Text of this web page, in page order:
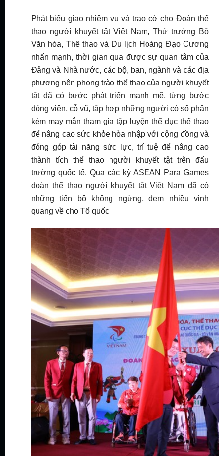
Phát biểu giao nhiệm vụ và trao cờ cho Đoàn thể
thao người khuyết tật Việt Nam, Thứ trưởng Bộ
Văn hóa, Thể thao và Du lịch Hoàng Đạo Cương
nhấn mạnh, thời gian qua được sự quan tâm của
Đảng và Nhà nước, các bộ, ban, ngành và các địa
phương nên phong trào thể thao của người khuyết
tật đã có bước phát triển mạnh mẽ, từng bước
động viên, cỗ vũ, tập hợp những người có số phận
kém may mắn tham gia tập luyện thể dục thể thao
để nâng cao sức khỏe hòa nhập với cộng đồng và
đóng góp tài năng sức lực, trí tuệ để nâng cao
thành tích thể thao người khuyết tật trên đấu
trường quốc tế. Qua các kỳ ASEAN Para Games
đoàn thể thao người khuyết tật Việt Nam đã có
những tiến bộ không ngừng, đem nhiều vinh
quang về cho Tổ quốc.